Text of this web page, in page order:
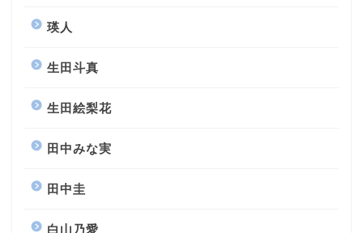
瑛人
生田斗真
生田絵梨花
田中みな実
田中圭
白山乃愛